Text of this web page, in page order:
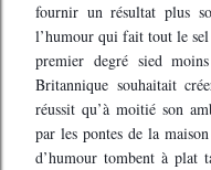
fournir un résultat plus
l’humour qui fait tout le sel
premier degré sied
Britannique souhaitait
réussit qu’à moitié son
par les pontes de la
d’humour tombent à plat